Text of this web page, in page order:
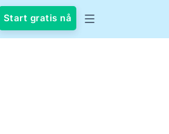
Start gratis nå